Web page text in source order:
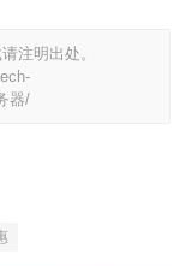
注明出处。
器/